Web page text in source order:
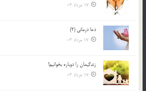
17 مرداد 03
دعا درمانی (2)
17 مرداد 03
زندگيمان را دوباره بخوانيم!
17 مرداد 03